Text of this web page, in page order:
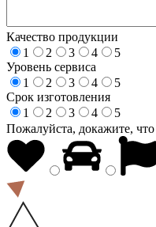
Качество продукции
1
2 3 4
5
Уровень сервиса
1
2 3 4
5
Срок изготовления
1
2 3 4
5
Пожалуйста, докажите,